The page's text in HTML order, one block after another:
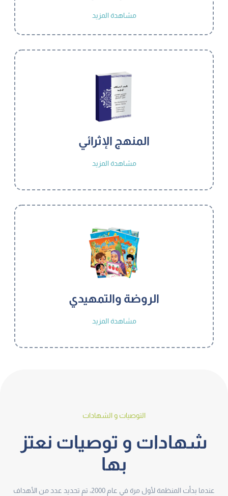
مشاهدة المزيد
المنهج الإثرائي
مشاهدة المزيد
الروضة والتمهيدي
مشاهدة المزيد
التوصيات و الشهادات
شهادات و توصيات نعتز
بها
عندما بدأت المنظمة لأول مرة في عام 2000، تم تحديد عدد من الأهداف